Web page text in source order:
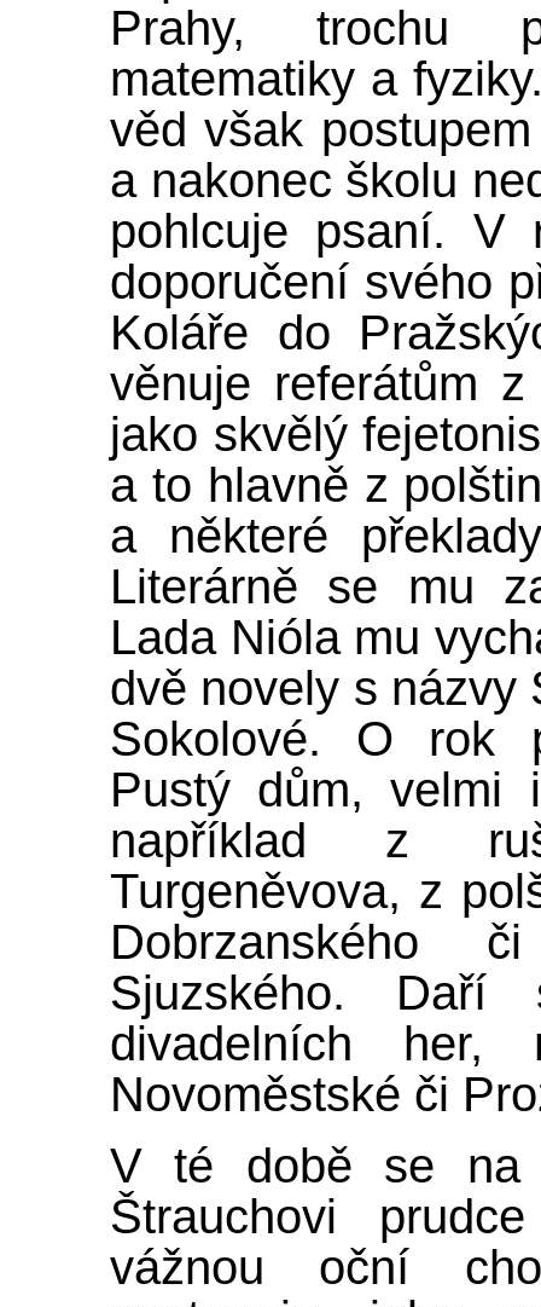
Prahy, trochu
matematiky a
věd však
a nakonec školu
pohlcuje psaní. V
doporučení svého
Koláře do
věnuje referátům
jako skvělý
a to hlavně z
a některé
Literárně se mu
Lada Nióla mu
dvě novely s názvy
Sokolové. O rok
Pustý dům, velmi
například z
Turgeněvova, z
Dobrzanského
Sjuzského.
divadelních
Novoměstské či
V té době se na
Štrauchovi
vážnou oční